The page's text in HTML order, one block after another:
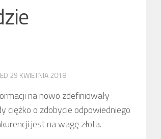
29 KWIETNIA 2018
na nowo zdefiniowały
ciężko o zdobycie odpowiedniego
jest na wagę złota.